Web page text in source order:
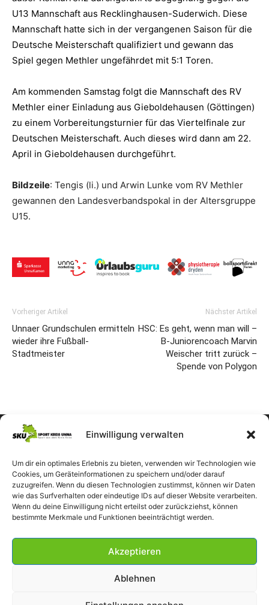
Einwilligung verwalten
Um dir ein optimales Erlebnis zu bieten, verwenden wir Technologien wie
Cookies, um Geräteinformationen zu speichern und/oder darauf
zuzugreifen. Wenn du diesen Technologien zustimmst, können wir Daten
wie das Surfverhalten oder eindeutige IDs auf dieser Website verarbeiten.
Wenn du deine Einwilligung nicht erteilst oder zurückziehst, können
bestimmte Merkmale und Funktionen beeinträchtigt werden.
Akzeptieren
Ablehnen
U13 Mannschaft aus Recklinghausen-Suderwich. Diese
Mannschaft hatte sich in der vergangenen Saison für die
Deutsche Meisterschaft qualifiziert und gewann das
Spiel gegen Methler ungefährdet mit 5:1 Toren.
Am kommenden Samstag folgt die Mannschaft des RV
Methler einer Einladung aus Gieboldehausen (Göttingen)
zu einem Vorbereitungsturnier für das Viertelfinale zur
Deutschen Meisterschaft. Auch dieses wird dann am 22.
April in Gieboldehausen durchgeführt.
Bildzeile: Tengis (li.) und Arwin Lunke vom RV Methler
gewannen den Landesverbandspokal in der Altersgruppe
U15.
Vorheriger Artikel
Unnaer Grundschulen ermitteln
wieder ihre Fußball-
Stadtmeister
Nächster Artikel
HSC: Es geht, wenn man will –
B-Juniorencoach Marvin
Weischer tritt zurück –
Spende von Polygon